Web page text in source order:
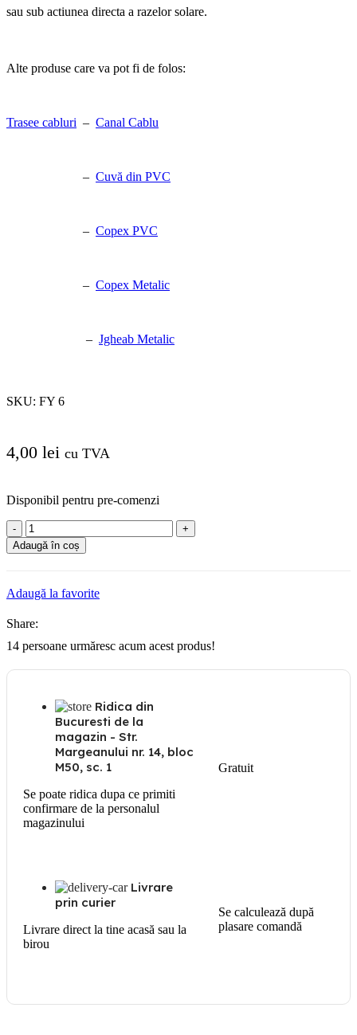
sau sub actiunea directa a razelor solare.
Alte produse care va pot fi de folos:
Trasee cabluri – Canal Cablu
– Cuvă din PVC
– Copex PVC
– Copex Metalic
– Jgheab Metalic
SKU: FY 6
4,00 lei cu TVA
Disponibil pentru pre-comenzi
Cantitate
Conductor
Masiv
Rigid
Adaugă în coș
Adaugă la favorite
Share:
14 persoane urmăresc acum acest produs!
Ridica din
Bucuresti de la
magazin - Str.
Margeanului nr. 14, bloc
M50, sc. 1
Se poate ridica dupa ce primiti
confirmare de la personalul
magazinului
Gratuit
Livrare
prin curier
Livrare direct la tine acasă sau la
birou
Se calculează după
plasare comandă